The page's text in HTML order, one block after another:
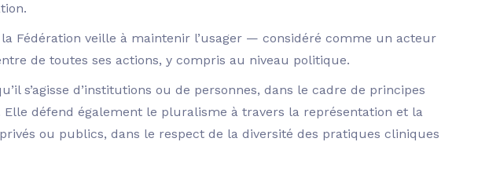
Fédération veille à maintenir l’usager — considéré comme un acteur
de toutes ses actions, y compris au niveau politique.
s’agisse d’institutions ou de personnes, dans le cadre de principes
défend également le pluralisme à travers la représentation et la
ou publics, dans le respect de la diversité des pratiques cliniques